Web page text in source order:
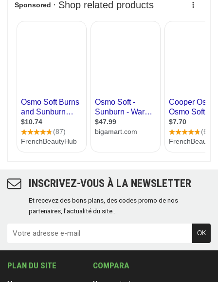
INSCRIVEZ-VOUS À LA NEWSLETTER
Et recevez des bons plans, des codes promo de nos
partenaires, l'actualité du site...
OK
PLAN DU SITE COMPARA